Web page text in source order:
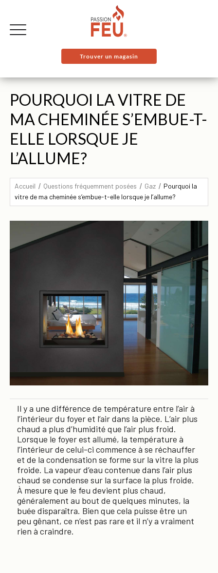
Trouver un magasin
POURQUOI LA VITRE DE
MA CHEMINÉE S’EMBUE-T-
ELLE LORSQUE JE
L’ALLUME?
Accueil Questions fréquemment posées Gaz
Pourquoi la
vitre de ma cheminée s’embue-t-elle lorsque je l’allume?
Il y a une différence de température entre l’air à
l’intérieur du foyer et l’air dans la pièce. L’air plus
chaud a plus d’humidité que l’air plus froid.
Lorsque le foyer est allumé, la température à
l’intérieur de celui-ci commence à se réchauffer
et de la condensation se forme sur la vitre la plus
froide. La vapeur d’eau contenue dans l’air plus
chaud se condense sur la surface la plus froide.
À mesure que le feu devient plus chaud,
généralement au bout de quelques minutes, la
buée disparaîtra. Bien que cela puisse être un
peu gênant, ce n’est pas rare et il n’y a vraiment
rien à craindre.